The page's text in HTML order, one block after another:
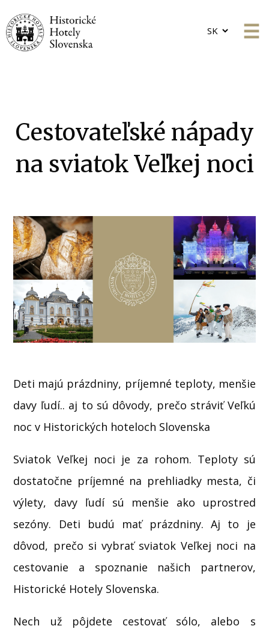
Choose
Cestovateľské nápady
na sviatok Veľkej noci
Deti majú prázdniny, príjemné teploty, menšie
davy ľudí.. aj to sú dôvody, prečo stráviť Veľkú
noc v Historických hoteloch Slovenska
Sviatok Veľkej noci je za rohom. Teploty sú
dostatočne príjemné na prehliadky mesta, či
výlety, davy ľudí sú menšie ako uprostred
sezóny. Deti budú mať prázdniny. Aj to je
dôvod, prečo si vybrať sviatok Veľkej noci na
cestovanie a spoznanie našich partnerov,
Historické Hotely Slovenska.
Nech už pôjdete cestovať sólo, alebo s